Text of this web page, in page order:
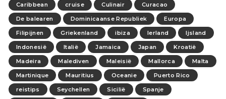
Caribbean
cruise Culinair
Curacao
De balearen
Dominicaanse Republiek
Europa
Filipijnen
Griekenland ibiza Ierland
Ijsland
Indonesië
Italië Jamaica Japan
Kroatië
Madeira
Malediven Maleisië Mallorca
Malta
Martinique
Mauritius Oceanie
Puerto Rico
reistips
Seychellen Sicilië
Spanje